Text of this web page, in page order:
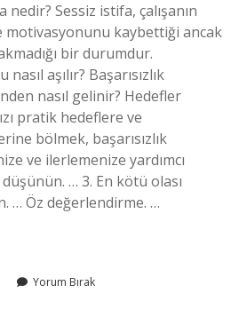
nedir? Sessiz istifa, çalışanın
motivasyonunu kaybettiği ancak
bir durumdur.
aşılır? Başarısızlık
nasıl gelinir? Hedefler
pratik hedeflere ve
bölmek, başarısızlık
ve ilerlemenize yardımcı
… 3. En kötü olası
… Öz değerlendirme. …
Yorum Bırak